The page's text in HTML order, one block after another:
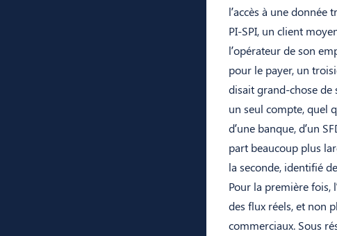
l’accès à une
PI-SPI, un client
l’opérateur de son
pour le payer, un
disait grand-chose de
un seul compte, quel
d’une banque, d’un
part beaucoup plus
la seconde, identifié
Pour la première fois,
des flux réels, et non
commerciaux. Sous